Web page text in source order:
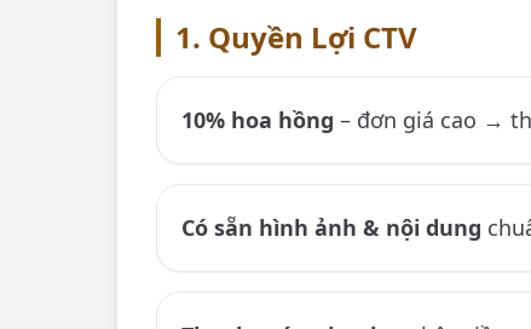
1. Quyền Lợi CTV
10% hoa hồng – đơn giá cao →
Có sẵn hình ảnh & nội dung